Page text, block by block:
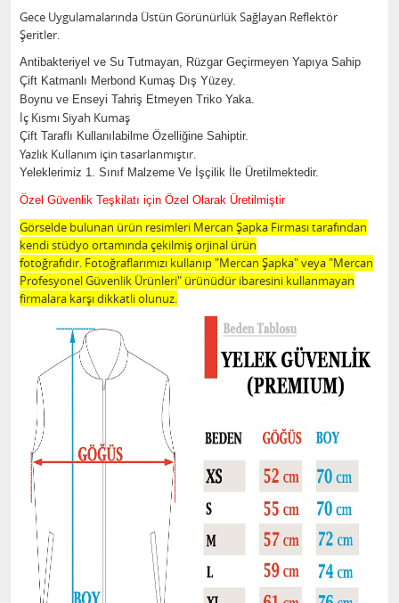
Gece Uygulamalarında Üstün Görünürlük Sağlayan Reflektör
Şeritler.
Antibakteriyel ve Su Tutmayan, Rüzgar Geçirmeyen Yapıya Sahip
Çift Katmanlı Merbond Kumaş Dış Yüzey.
Boynu ve Enseyi Tahriş Etmeyen Triko Yaka.
İç Kısmı Siyah Kumaş
Çift Taraflı Kullanılabilme Özelliğine Sahiptir.
Yazlık Kullanım için tasarlanmıştır.
Yeleklerimiz 1. Sınıf Malzeme Ve İşçilik İle Üretilmektedir.
Özel Güvenlik Teşkilatı için Özel Olarak Üretilmiştir
Görselde bulunan ürün resimleri Mercan Şapka Firması tarafından
kendi stüdyo ortamında çekilmiş orjinal ürün
fotoğrafıdır. Fotoğraflarımızı kullanıp "Mercan Şapka" veya "Mercan
Profesyonel Güvenlik Ürünleri" ürünüdür ibaresini kullanmayan
firmalara karşı dikkatli olunuz.